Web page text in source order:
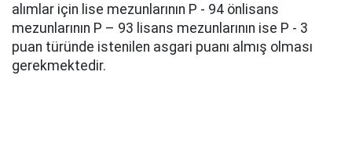
alımlar için lise mezunlarının P - 94 önlisans
mezunlarının P – 93 lisans mezunlarının ise P - 3
puan türünde istenilen asgari puanı almış olması
gerekmektedir.